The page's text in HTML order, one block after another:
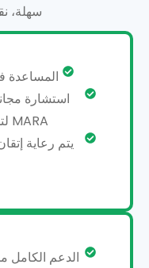
سهلة،
المساعدة
استشارة
MARA لتجعلك تفهم الإجراء تمامًا.
الدعم الكامل